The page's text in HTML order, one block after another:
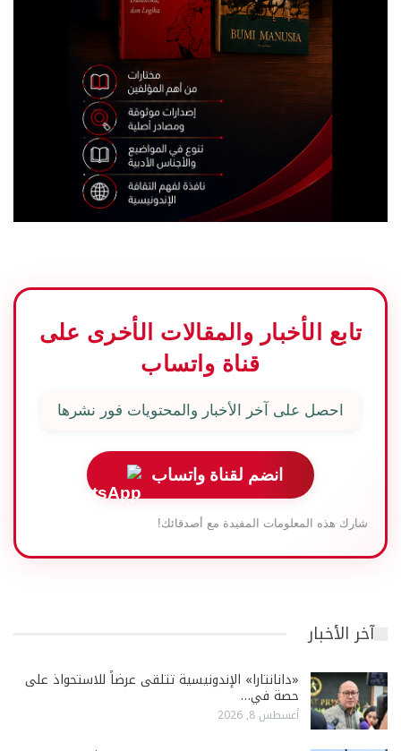
تابع الأخبار والمقالات الأخرى على
قناة واتساب
احصل على آخر الأخبار والمحتويات فور نشرها
انضم لقناة واتساب
شارك هذه المعلومات المفيدة مع أصدقائك!
آخر الأخبار
«دانانتارا» الإندونيسية تتلقى عرضاً للاستحواذ على
حصة في…
أغسطس 8, 2026